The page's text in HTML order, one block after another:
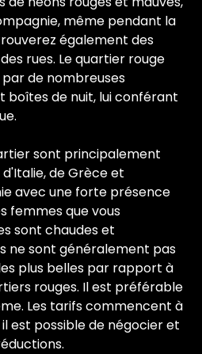
même pendant la
également des
rues. Le quartier rouge
de nombreuses
boîtes de nuit, lui conférant
sont principalement
de Grèce et
avec une forte présence
femmes que vous
sont chaudes et
ne sont généralement pas
plus belles par rapport à
rouges. Il est préférable
Les tarifs commencent à
il est possible de négocier et